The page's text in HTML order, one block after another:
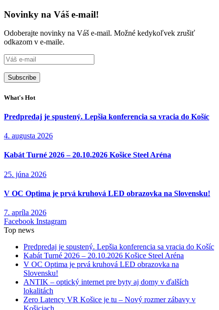
Novinky na Váš e-mail!
Odoberajte novinky na Váš e-mail. Možné kedykoľvek zrušiť
odkazom v e-maile.
What's Hot
Predpredaj je spustený. Lepšia konferencia sa vracia do Košíc
4. augusta 2026
Kabát Turné 2026 – 20.10.2026 Košice Steel Aréna
25. júna 2026
V OC Optima je prvá kruhová LED obrazovka na Slovensku!
7. apríla 2026
Facebook Instagram
Top news
Predpredaj je spustený. Lepšia konferencia sa vracia do Košíc
Kabát Turné 2026 – 20.10.2026 Košice Steel Aréna
V OC Optima je prvá kruhová LED obrazovka na
Slovensku!
ANTIK – optický internet pre byty aj domy v ďalších
lokalitách
Zero Latency VR Košice je tu – Nový rozmer zábavy v